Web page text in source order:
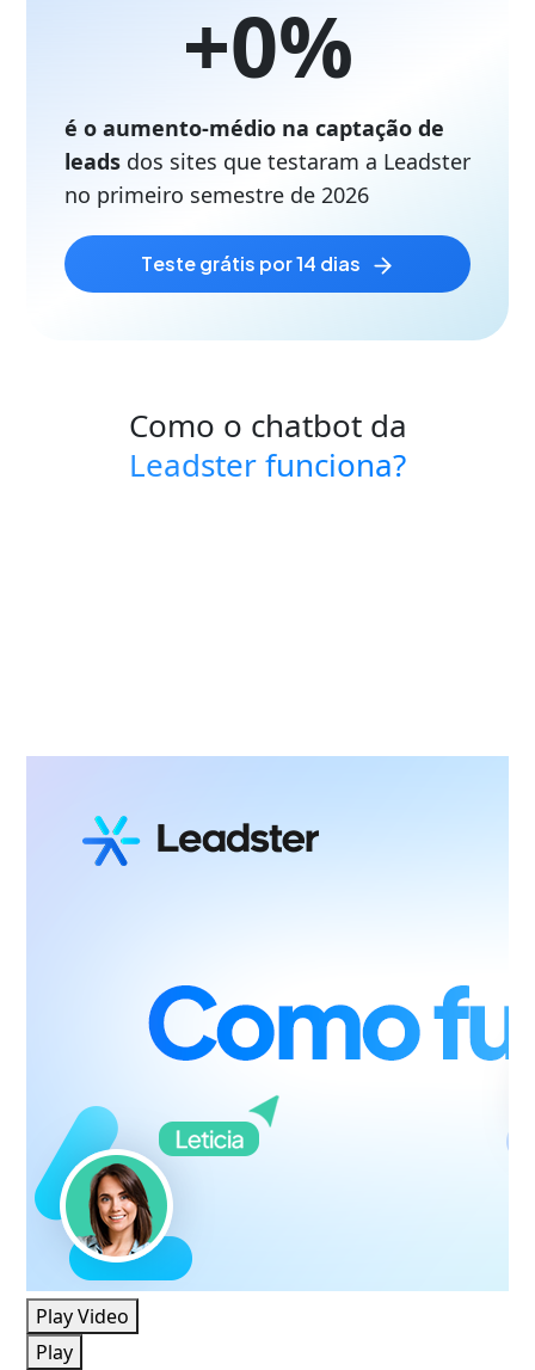
+0%
é o aumento-médio na captação de
leadsdos sites que testaram a Leadster
no primeiro semestre de 2026
teste grátis por 14 dias
Como o chatbot da
Leadster funciona?
Play Video
Play